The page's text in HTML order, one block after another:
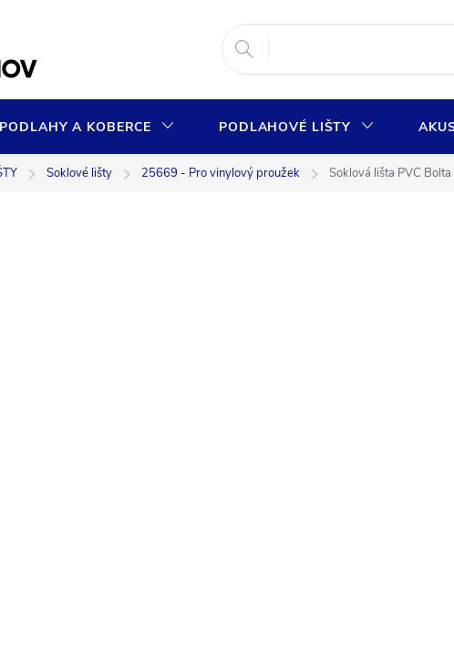
PODLAHY A KOBERCE PODLAHOVÉ LIŠTY
Soklové lišty 25669 - Pro vinylový proužek Soklová lišta PVC